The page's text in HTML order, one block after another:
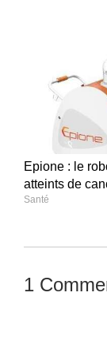
Epione : le
atteints de
Santé
1